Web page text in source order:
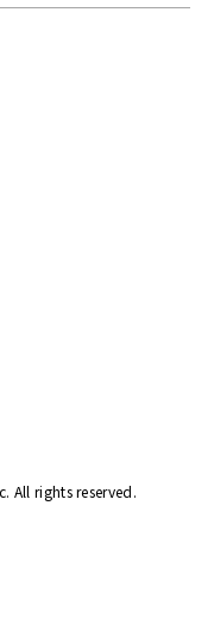
All rights reserved.